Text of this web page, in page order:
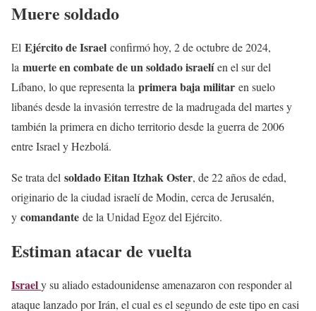
Muere soldado
El Ejército de Israel confirmó hoy, 2 de octubre de 2024,
la muerte en combate de un soldado israelíen el sur del
Líbano, lo que representa la primera baja militar en suelo
libanés desde la invasión terrestre de la madrugada del martes y
también la primera en dicho territorio desde la guerra de 2006
entre Israel y Hezbolá.
Se trata del soldado Eitan Itzhak Oster, de 22 años de edad,
originario de la ciudad israelí de Modin, cerca de Jerusalén,
y comandante de la Unidad Egoz del Ejército.
Estiman atacar de vuelta
Israely su aliado estadounidense amenazaron con responder al
ataque lanzado por Irán, el cual es el segundo de este tipo en casi